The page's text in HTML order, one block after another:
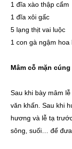
1 đĩa xào thập cẩm
1 đĩa xôi gấc
5 lạng thịt vai luộc
1 con gà ngậm
Mâm cỗ mặn
Sau khi bày mâm
văn khấn. Sau khi
hương và lễ tạ
sông, suối… để